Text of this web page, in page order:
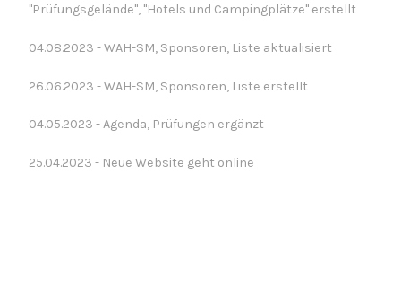
"Prüfungsgelände", "Hotels und Campingplätze" erstellt
04.08.2023 - WAH-SM, Sponsoren, Liste aktualisiert
26.06.2023 - WAH-SM, Sponsoren, Liste erstellt
04.05.2023 - Agenda, Prüfungen ergänzt
25.04.2023 - Neue Website geht online